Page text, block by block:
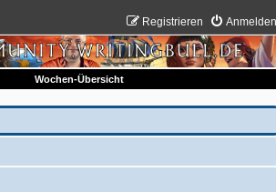
Registrieren
Wochen-Übersicht